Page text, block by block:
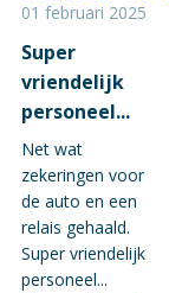
01 februari 2025
Super
vriendelijk
personeel...
Net wat
zekeringen voor
de auto en een
relais gehaald.
Super vriendelijk
personeel...